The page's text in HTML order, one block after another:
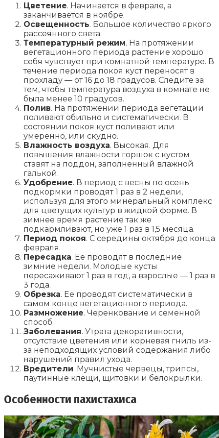
Цветение. Начинается в феврале, а
заканчивается в ноябре.
Освещенность. Большое количество яркого
рассеянного света.
Температурный режим. На протяжении
вегетационного периода растение хорошо
себя чувствует при комнатной температуре. В
течение периода покоя куст переносят в
прохладу ― от 16 до 18 градусов. Следите за
тем, чтобы температура воздуха в комнате не
была менее 10 градусов.
Полив. На протяжении периода вегетации
поливают обильно и систематически. В
состоянии покоя куст поливают или
умеренно, или скудно.
Влажность воздуха. Высокая. Для
повышения влажности горшок с кустом
ставят на поддон, заполненный влажной
галькой.
Удобрение. В период с весны по осень
подкормки проводят 1 раз в 2 недели,
используя для этого минеральный комплекс
для цветущих культур в жидкой форме. В
зимнее время растение так же
подкармливают, но уже 1 раз в 1,5 месяца.
Период покоя. С середины октября до конца
февраля.
Пересадка. Ее проводят в последние
зимние недели. Молодые кусты
пересаживают 1 раз в год, а взрослые ― 1 раз в
3 года.
Обрезка. Ее проводят систематически в
самом конце вегетационного периода.
Размножение. Черенкование и семенной
способ.
Заболевания. Утрата декоративности,
отсутствие цветения или корневая гниль из-
за неподходящих условий содержания либо
нарушений правил ухода.
Вредители. Мучнистые червецы, трипсы,
паутинные клещи, щитовки и белокрылки.
Особенности пахистахиса